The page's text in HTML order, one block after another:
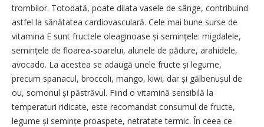
trombilor. Totodată, poate dilata vasele de sânge, contribuind
astfel la sănătatea cardiovasculară. Cele mai bune surse de
vitamina E sunt fructele oleaginoase și semințele: migdalele,
semințele de floarea-soarelui, alunele de pădure, arahidele,
avocado. La acestea se adaugă unele fructe și legume,
precum spanacul, broccoli, mango, kiwi, dar și gălbenușul de
ou, somonul și păstrăvul. Fiind o vitamină sensibilă la
temperaturi ridicate, este recomandat consumul de fructe,
legume și semințe proaspete, netratate termic. În ceea ce